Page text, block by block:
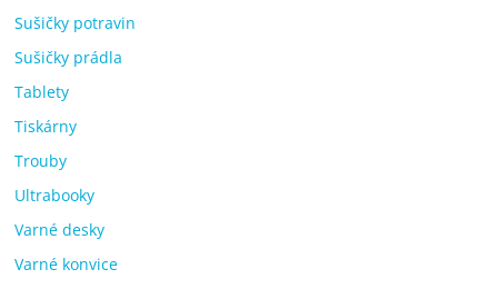
Sušičky potravin
Sušičky prádla
Tablety
Tiskárny
Trouby
Ultrabooky
Varné desky
Varné konvice